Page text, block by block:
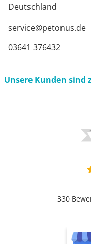
Deutschland
service@petonus.de
03641 376432
Unsere Kunden sind
330